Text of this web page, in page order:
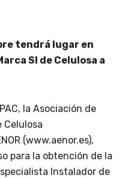
tendrá lugar en
SI de Celulosa a
la Asociación de
Celulosa
(www.aenor.es),
para la obtención de la
Instalador de